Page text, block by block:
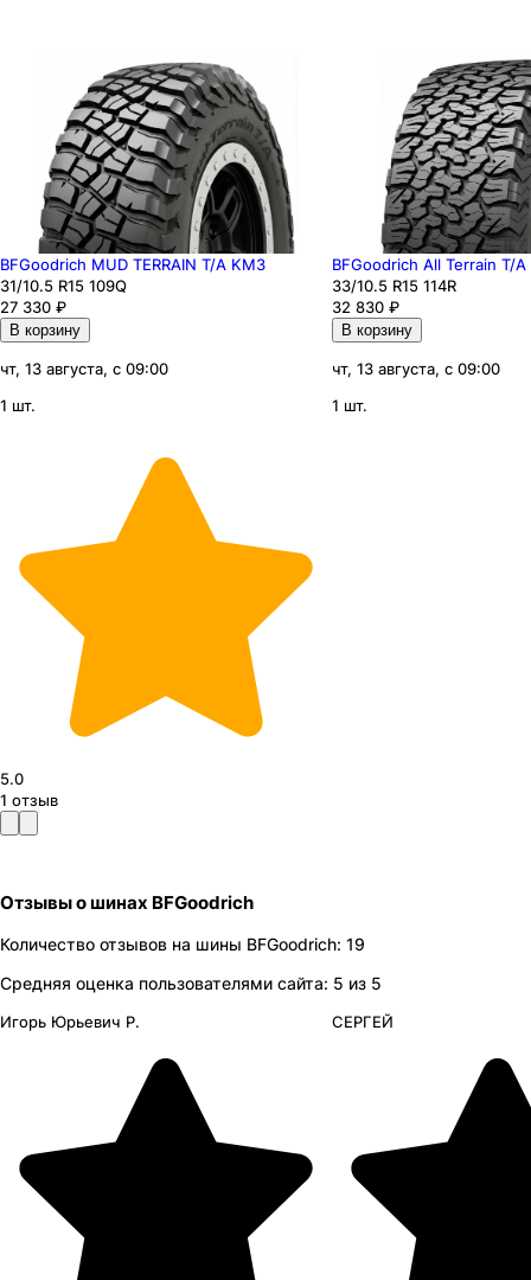
BFGoodrich MUD TERRAIN T/A KM3
31/10.5 R15 109Q
27 330 ₽
В корзину
чт, 13 августа, с 09:00
1 шт.
5.0
1 отзыв
BFGoodrich All Terrain T/A
33/10.5 R15 114R
32 830 ₽
В корзину
чт, 13 августа, с 09:00
1 шт.
Отзывыо шинах BFGoodrich
Количество отзывов на шины BFGoodrich: 19
Средняя оценка пользователями сайта: 5 из 5
Игорь Юрьевич Р. СЕРГЕЙ